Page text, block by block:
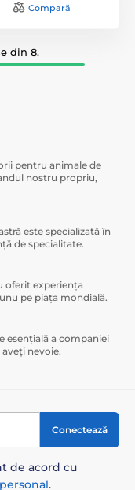
Compară
din 8.
pentru animale de
nostru propriu,
este specializată în
de specialitate.
oferit experiența
pe piața mondială.
esențială a companiei
nevoie.
Conectează
de acord cu
.